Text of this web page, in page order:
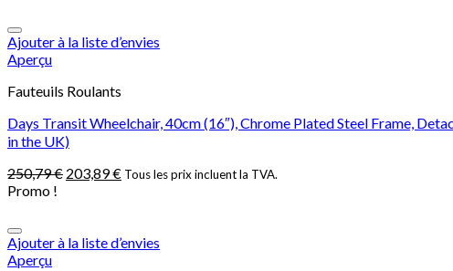
Ajouter à la liste d’envies
Aperçu
Fauteuils Roulants
Days Transit Wheelchair, 40cm (16″), Chrome Plated Steel Frame,
in the UK)
250,79€ 203,89€ Tous les prix incluent la TVA.
Promo !
Ajouter à la liste d’envies
Aperçu